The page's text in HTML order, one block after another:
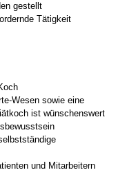
gestellt
Tätigkeit
Wesen sowie eine
ist wünschenswert
und Mitarbeitern